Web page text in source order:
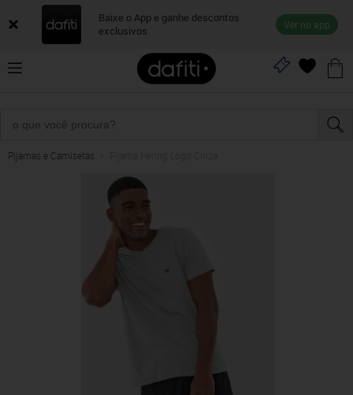
Baixe o App e ganhe descontos
exclusivos
Ver no app
Pijamas e Camisetas